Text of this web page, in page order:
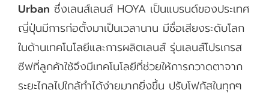
Urban ซึ่งเลนส์เลนส์ HOYA เป็นแบรนด์ของประเทศ
ญี่ปุ่นมีการก่อตั้งมาเป็นเวลานาน มีชื่อเสียงระดับโลก
ในด้านเทคโนโลยีและการผลิตเลนส์ รุ่นเลนส์โปรเกรส
ซีฟที่ลูกค้าใช้จึงมีเทคโนโลยีที่ช่วยให้การกวาดตาจาก
ระยะไกลไปใกล้ทำได้ง่ายมากยิ่งขึ้น ปรับโฟกัสในทุกๆ